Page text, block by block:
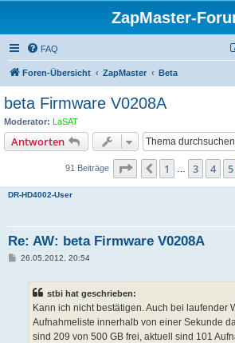
ZapMaster-
FAQ
Foren-Übersicht ZapMaster Beta
beta Firmware V0208A
Moderator: LaSAT
Antworten
91 Beiträge Seite von
Vorherige
1 3 4 5
DR-HD4002-User
Re: AW: beta Firmware V0208A
B26.05.2012, 20:54
stbi hat geschrieben:
Kann ich nicht bestätigen. Auch bei laufender
Aufnahmeliste innerhalb von einer Sekunde
sind 209 von 500 GB frei, aktuell sind 101